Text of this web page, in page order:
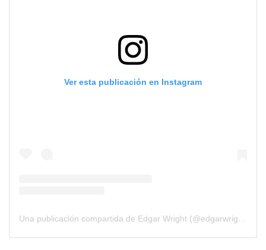
Ver esta publicación en Instagram
Una publicación compartida de Edgar Wright (@edgarwright)